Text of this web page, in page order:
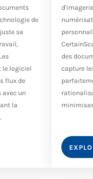
de
sa
le logiciel
flux de
un
la
des
capture